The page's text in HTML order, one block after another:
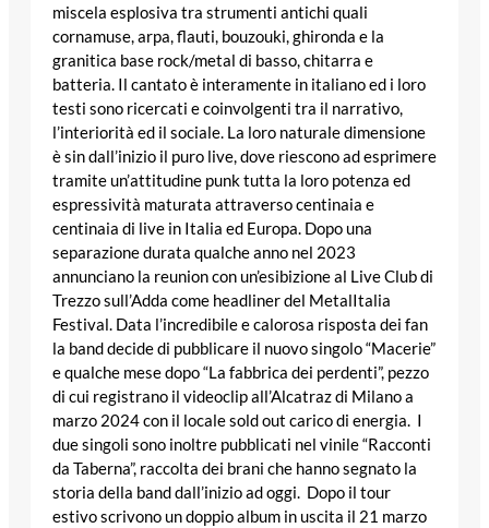
miscela esplosiva tra strumenti antichi quali
cornamuse, arpa, flauti, bouzouki, ghironda e la
granitica base rock/metal di basso, chitarra e
batteria. Il cantato è interamente in italiano ed i loro
testi sono ricercati e coinvolgenti tra il narrativo,
l’interiorità ed il sociale. La loro naturale dimensione
è sin dall’inizio il puro live, dove riescono ad esprimere
tramite un’attitudine punk tutta la loro potenza ed
espressività maturata attraverso centinaia e
centinaia di live in Italia ed Europa. Dopo una
separazione durata qualche anno nel 2023
annunciano la reunion con un’esibizione al Live Club di
Trezzo sull’Adda come headliner del MetalItalia
Festival. Data l’incredibile e calorosa risposta dei fan
la band decide di pubblicare il nuovo singolo “Macerie”
e qualche mese dopo “La fabbrica dei perdenti”, pezzo
di cui registrano il videoclip all’Alcatraz di Milano a
marzo 2024 con il locale sold out carico di energia. I
due singoli sono inoltre pubblicati nel vinile “Racconti
da Taberna”, raccolta dei brani che hanno segnato la
storia della band dall’inizio ad oggi. Dopo il tour
estivo scrivono un doppio album in uscita il 21 marzo